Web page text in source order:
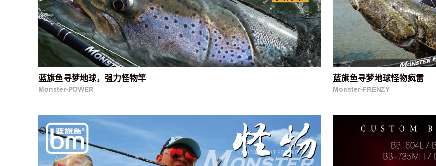
蓝旗鱼寻梦地球，强力怪物竿
Monster-POWER
蓝旗鱼寻梦地球怪物疯雷
Monster-FRENZY